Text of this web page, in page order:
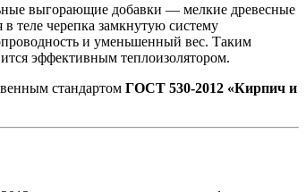
выгорающие добавки — мелкие древесные
теле черепка замкнутую систему
и уменьшенный вес. Таким
эффективным теплоизолятором.
стандартом ГОСТ 530-2012 «Кирпич и